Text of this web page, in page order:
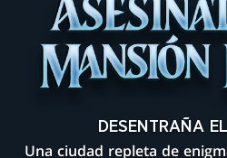
DESENTRAÑA
Una ciudad repleta de